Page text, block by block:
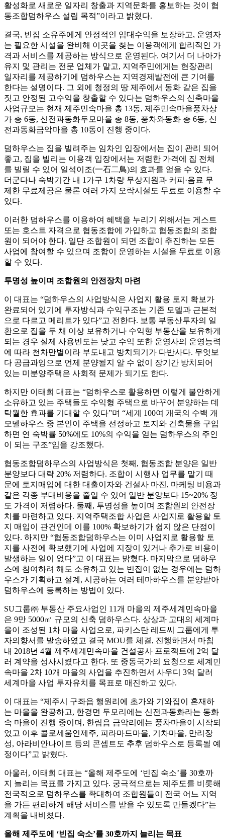
활성화로 새로운 일자리 창출과 지역문화를 홍보하는 것이 협
동조합덤하우스 설립 목적”이라고 밝혔다.
결국, 빈집 소유주에게 안정적인 임대수익을 보장하고, 운영자
는 필요한 시설을 완비해 이곳을 찾는 이용객에게 합리적인 가
격과 서비스를 제공하는 방식으로 운영된다. 여기서 더 나아가
유지 및 관리는 전문 업체가 맡고, 지역주민에게는 현장관리
일자리를 제공하기에 덤하우스는 지역경제발전에 큰 기여를
한다는 설명이다. 그 외에 청정의 땅 제주에서 동화 같은 집을
짓고 안정된 고수익을 창출할 수 있다는 덤하우스의 신축마을
사업규모는 현재 제주민속마을 총 13동, 제주민속마을풍차상
가 총 6동, 신전과동화두모마을 총 8동, 풍차와동화 총 6동, 신
전과동화금악마을 총 10동이 진행 중이다.
덤하우스는 집을 빌려주는 임차인 입장에서는 집이 관리 되어
좋고, 집을 빌리는 이용객 입장에서는 저렴한 가격에 집 전체
를 빌릴 수 있어 일석이조(一石二鳥)의 효과를 얻을 수 있다.
더군다나 숙박기간 내 1가구 1차량 무상지원과 커피·음료 무
제한 무료제공은 물론 여러 가지 오락시설도 무료로 이용할 수
있다.
이러한 덤하우스를 이용하여 혜택을 누리기 위해서는 게스트
또는 호스트 자격으로 협동조합에 가입하고 협동조합의 조합
원이 되어야 한다. 일단 조합원이 되면 조합이 추진하는 모든
사업에 참여할 수 있으며 조합이 운영하는 시설을 무료로 이용
할 수 있다.
투명성 높이며 조합원의 안전장치 마련
이 대표는 “덤하우스의 사업방식은 사업지 활용 토지 확보가
완료되어 있기에 투자방식과 수익구조는 기존 모델과 근본적
으로 다르고 메리트가 있다”고 전한다. 보통 부동산투자의 일
환으로 집을 두 채 이상 보유하거나 수익형 부동산을 보유하게
되는 경우 실제 사용빈도는 낮고 수익 또한 운영사의 운영능력
에 따라 천차만별이라 부도내고 방치되기가 다반사다. 무엇보
다 공급과잉으로 언제 분양될지 알 수 없이 장기간 방치되어
있는 미분양주택은 사회적 문제가 되기도 한다.
하지만 이태희 대표는 “덤하우스로 활용하면 이렇게 불안하게
소유하고 있는 주택들도 수익형 주택으로 바꾸어 분양하는 데
탁월한 효과를 기대할 수 있다”며 “세계 100여 개국의 수백 개
모델하우스 중 본인이 주택을 선정하고 토지와 건축물을 구입
하면 연 숙박률 50%에도 10%의 수익을 얻는 덤하우스의 주인
이 되는 구조”임을 강조했다.
협동조합덤하우스의 사업방식은 첫째, 협동조합 분양은 일반
분양보다 대략 20% 저렴하다. 조합이 시행사 업무를 맡기 때
문에 토지매입에 대한 대출이자와 건설사 마진, 마케팅 비용과
같은 각종 부대비용을 줄일 수 있어 일반 분양보다 15~20% 정
도 가격이 저렴하다. 둘째, 투명성을 높이며 조합원의 안전장
치를 마련하고 있다. 지역주택조합 사업은 사업지로 활용할 토
지 매입이 관건인데 이를 100% 확보하기가 쉽지 않은 단점이
있다. 하지만 “협동조합덤하우스는 이미 사업지로 활용할 토
지를 사전에 확보했기에 사업에 지장이 있거나 추가로 비용이
발생하는 일이 없다”고 이 대표는 밝혔다. 마지막으로 덤하우
스에 참여하려 해도 소유하고 있는 빈집이 없는 경우에는 덤하
우스가 기획하고 설계, 시공하는 여러 테마하우스를 분양받아
덤하우스에 등록하는 방법이 있다.
SU그룹㈜ 부동산 주요사업인 11개 마을의 제주세계민속마을
은 9만 5000㎡ 규모의 신축 덤하우스다. 상상과 고대의 세계마
을이 조성된 1차 마을 사업으로, 파키스탄 레드씨 그룹에게 투
자의향서를 발송하였고 결국 MOU를 체결, 진행하면서 마침
내 2018년 4월 제주세계민속마을 건설공사 프로젝트에 2억 달
러 계약을 성사시켰다고 한다. 또 중동국가의 요청으로 세계민
속마을 2차 10개 마을의 사업을 추진하면서 사우디 3억 달러
세계마을 사업 투자유치를 목표로 매진하고 있다.
이 대표는 “제주시 구좌읍 행원리에 초가와 기와집이 혼재하
는 마을을 완공하고, 한경면 두모리에는 신전과동화라는 동화
속 마을이 진행 중이며, 한림읍 금악리에는 풍차마을이 시작되
었고 이후 콜로세움인제주, 피라마드마을, 기차마을, 만리장
성, 아라비안나이트 등의 콘셉트도 추후 덤하우스로 등록될 예
정이다”고 밝혔다.
아울러, 이태희 대표는 “올해 제주도에 ‘빈집 숙소’를 30호까
지 늘리는 목표를 가지고 있다. 궁극적으로는 제주도를 비롯해
전국적으로 덤하우스를 확대하여 조합원들이 전국 어느 지역
을 가든 편리하게 해당 서비스를 받을 수 있도록 만들겠다”는
계획을 내비쳤다.
올해 제주도에 ‘빈집 숙소’를 30호까지 늘리는 목표